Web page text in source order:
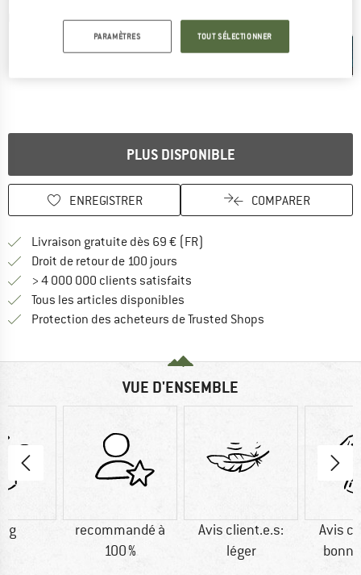
Photos détaillées
PLUS DISPONIBLE
ENREGISTRER COMPARER
Livraison gratuite dès 69 € (FR)
Droit de retour de 100 jours
> 4 000 000 clients satisfaits
Tous les articles disponibles
Protection des acheteurs de Trusted Shops
VUE D'ENSEMBLE
g
recommandé à
100 %
Avis client.e.s:
léger
Avis
PARAMÈTRES TOUT SÉLECTIONNER